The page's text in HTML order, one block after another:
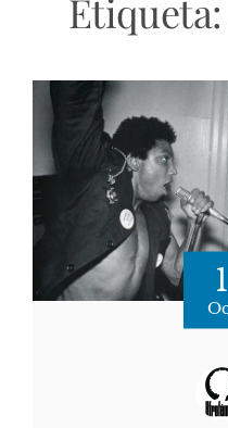
Etiqueta:
1